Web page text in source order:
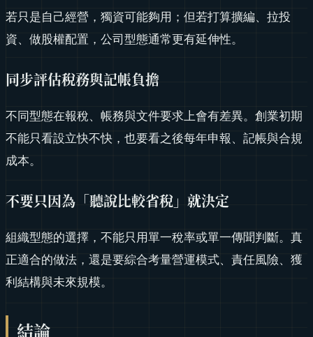
若只是自己經營，獨資可能夠用；但若打算擴編、拉投
資、做股權配置，公司型態通常更有延伸性。
同步評估稅務與記帳負擔
不同型態在報稅、帳務與文件要求上會有差異。創業初期
不能只看設立快不快，也要看之後每年申報、記帳與合規
成本。
不要只因為「聽說比較省稅」就決定
組織型態的選擇，不能只用單一稅率或單一傳聞判斷。真
正適合的做法，還是要綜合考量營運模式、責任風險、獲
利結構與未來規模。
結論